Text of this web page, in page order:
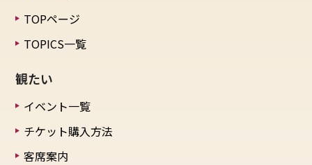
TOPページ
TOPICS一覧
観たい
イベント一覧
チケット購入方法
客席案内